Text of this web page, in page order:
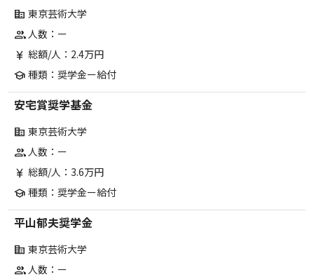
corporate_fare 東京芸術大学
group人数：ー
currency_yen 総額/人：2.4万円
school 種類：奨学金ー給付
安宅賞奨学基金
corporate_fare 東京芸術大学
group人数：ー
currency_yen 総額/人：3.6万円
school 種類：奨学金ー給付
平山郁夫奨学金
corporate_fare 東京芸術大学
group人数：ー